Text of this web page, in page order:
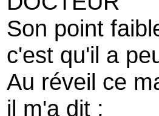
Son point
c'est qu'il a
Au réveil ce
il m'a dit :